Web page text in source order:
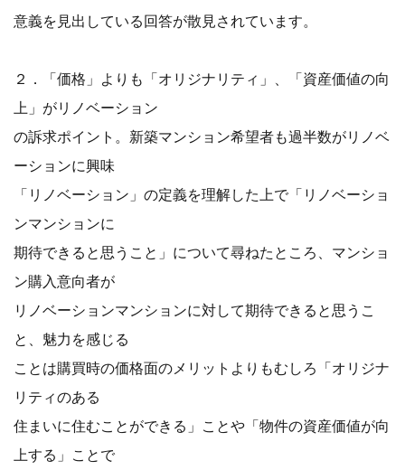
意義を見出している回答が散見されています。
２．「価格」よりも「オリジナリティ」、「資産価値の向
上」がリノベーション
の訴求ポイント。新築マンション希望者も過半数がリノベ
ーションに興味
「リノベーション」の定義を理解した上で「リノベーショ
ンマンションに
期待できると思うこと」について尋ねたところ、マンショ
ン購入意向者が
リノベーションマンションに対して期待できると思うこ
と、魅力を感じる
ことは購買時の価格面のメリットよりもむしろ「オリジナ
リティのある
住まいに住むことができる」ことや「物件の資産価値が向
上する」ことで